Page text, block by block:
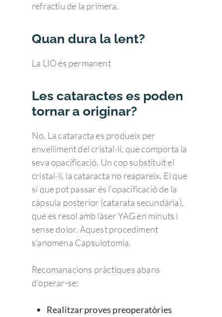
refractiu de la primera.
Quan dura la lent?
La LIO és permanent
Les cataractes es poden
tornar a originar?
No. La cataracta es produeix per
envelliment del cristal·lí, que comporta la
seva opacificació. Un cop substituït el
cristal·lí, la cataracta no reapareix. El que
sí que pot passar és l’opacificació de la
càpsula posterior (catarata secundària),
que es resol amb làser YAG en minuts i
sense dolor. Aquest procediment
s’anomena Capsulotomia.
Recomanacions pràctiques abans
d’operar-se:
Realitzar proves preoperatòries